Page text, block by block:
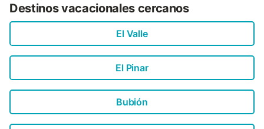
Destinos vacacionales cercanos
El Valle
El Pinar
Bubión